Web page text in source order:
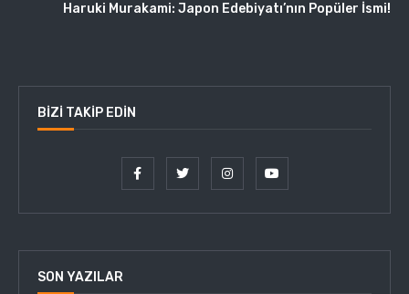
Haruki Murakami: Japon Edebiyatı’nın Popüler İsmi!
BIZI TAKIP EDIN
SON YAZILAR